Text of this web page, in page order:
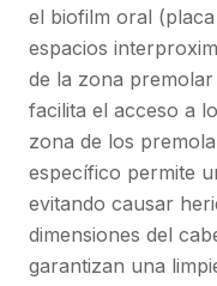
el biofilm oral
espacios
de la zona
facilita el acceso a
zona de los
específico permite
evitando causar
dimensiones del
garantizan una